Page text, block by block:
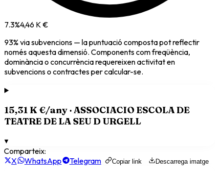
7.3%4,46 K €
93% viasubvencions — la puntuació composta pot reflectir
només aquesta dimensió. Components com freqüència,
dominància o concurrència requereixen activitat en
subvencions o contractes per calcular-se.
15,31 K €/any ·ASSOCIACIO ESCOLA DE
TEATRE DE LA SEU D URGELL
▾
Comparteix:
X
WhatsApp Telegram Copiar link Descarrega imatge